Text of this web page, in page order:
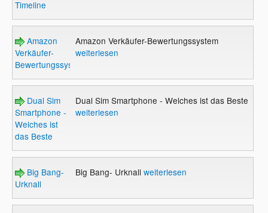
Timeline
Amazon
Verkäufer-
Bewertungssystem
Amazon Verkäufer-Bewertungssystem
weiterlesen
Dual Sim
Smartphone -
Welches ist
das Beste
Dual Sim Smartphone - Welches ist das Beste
weiterlesen
Big Bang-
Urknall
Big Bang- Urknall weiterlesen